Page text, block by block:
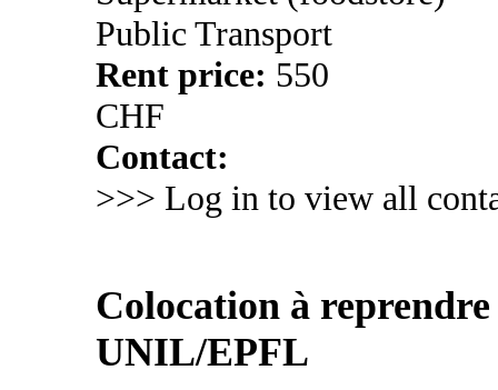
Public Transport
Rent price: 550
CHF
Contact:
>>> Log in to view all
Colocation à
UNIL/EPFL